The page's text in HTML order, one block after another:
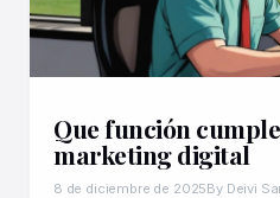
Que función
marketing digital
8 de diciembre de 2025By Deivi